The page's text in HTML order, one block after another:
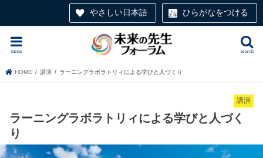
やさしい日本語 ひらがなをつける
search
menu
HOME 講演 ラーニングラボラトリィによる学びと人づくり
講演
ラーニングラボラトリィによる学びと人づく
り